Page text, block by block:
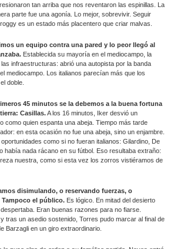
tan arriba que nos reventaron las espinillas. La
parte fue una agonía. Lo mejor, sobrevivir. Seguir
es un estado más placentero que criar malvas.
un equipo contra una pared y lo peor llegó al
Establecida su mayoría en el mediocampo, la
infraestructuras: abrió una autopista por la banda
mediocampo. Los italianos parecían más que los
doble.
45 minutos se la debemos a la buena fortuna
Casillas.A los 16 minutos, Iker desvió un
como quien espanta una abeja. Tiempo más tarde
en esta ocasión no fue una abeja, sino un enjambre.
como si no fueran italianos: Gilardino, De
había nada rácano en su fútbol. Eso resultaba extraño:
nuestra, como si esta vez los zorros vistiéramos de
disimulando, o reservando fuerzas, o
el público. Es lógico. En mitad del desierto
Eran buenas razones para no fiarse.
tras un asedio sostenido, Torres pudo marcar al final de
Barzagli en un giro extraordinario.